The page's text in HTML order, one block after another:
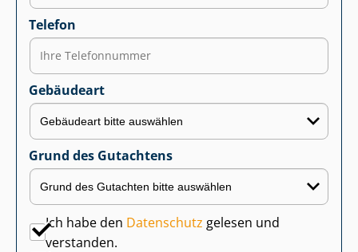
Telefon
Gebäudeart
Grund des Gutachtens
Ich habe den Datenschutz gelesen und
verstanden.